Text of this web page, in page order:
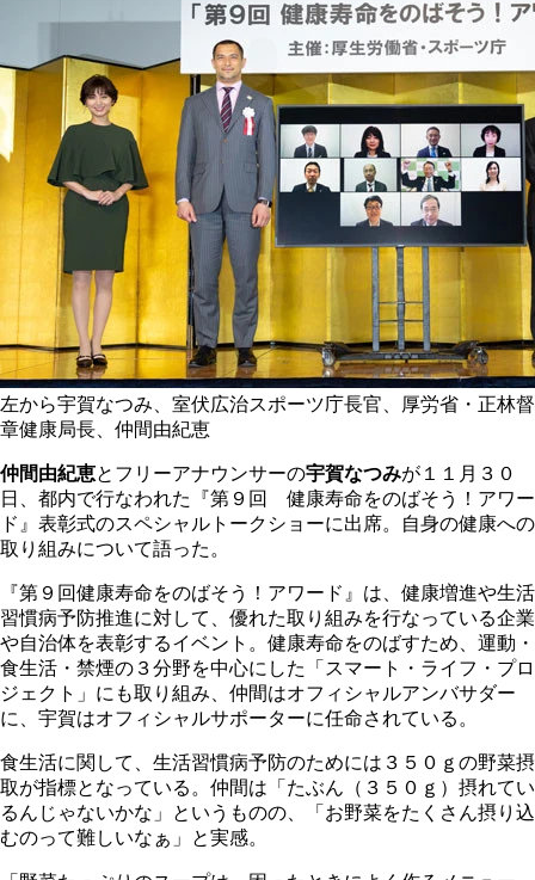
左から宇賀なつみ、室伏広治スポーツ庁長官、厚労省・正林督
章健康局長、仲間由紀恵
仲間由紀恵とフリーアナウンサーの宇賀なつみが１１月３０
日、都内で行なわれた『第９回 健康寿命をのばそう！アワー
ド』表彰式のスペシャルトークショーに出席。自身の健康への
取り組みについて語った。
『第９回健康寿命をのばそう！アワード』は、健康増進や生活
習慣病予防推進に対して、優れた取り組みを行なっている企業
や自治体を表彰するイベント。健康寿命をのばすため、運動・
食生活・禁煙の３分野を中心にした「スマート・ライフ・プロ
ジェクト」にも取り組み、仲間はオフィシャルアンバサダー
に、宇賀はオフィシャルサポーターに任命されている。
食生活に関して、生活習慣病予防のためには３５０ｇの野菜摂
取が指標となっている。仲間は「たぶん（３５０ｇ）摂れてい
るんじゃないかな」というものの、「お野菜をたくさん摂り込
むのって難しいなぁ」と実感。